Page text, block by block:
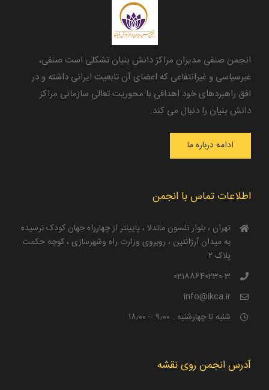
انجمن صنفی مدیران مراکز دانش بنیان تشکلی است صنفی،
غیرسیاسی و غیرانتفاعی که اعضای آن تابعیت ایرانی داشته و در
افق راهبردهای خود اهدافی با محوریت تعالی سازمانی مراکز
دانش بنیان را دنبال می کند.
ادامه درباره ما
اطلاعات تماس با انجمن
تهران ، بلوار نلسون ماندلا ، پایینتر از چهارراه جهان کودک نرسیده
به میدان آرژانتین ، روبروی وزارت راه و‌شهرسازی ، کوچه حکمت
پلاک ۲
02188640230-3
info@ikca.ir
شنبه تا چهارشنبه . ۹٫۰۰ – ۱۸٫۰۰
آدرس انجمن روی نقشه